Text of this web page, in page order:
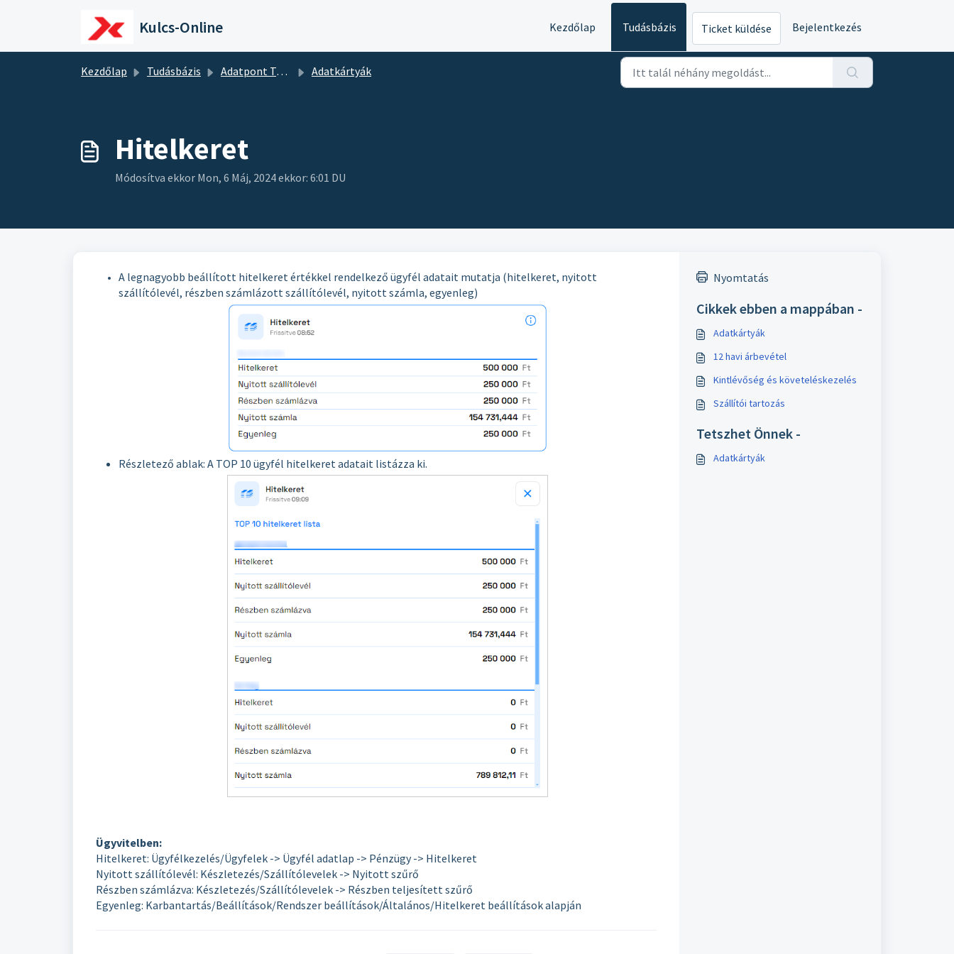
Kulcs-Online Kezdőlap Tudásbázis Ticket küldése Bejelentkezés
Kezdőlap Tudásbázis Adatpont Tudásbázis Adatkártyák
Hitelkeret
Módosítva ekkor Mon, 6 Máj, 2024 ekkor: 6:01 DU
A legnagyobb beállított hitelkeret értékkel rendelkező ügyfél adatait mutatja (hitelkeret, nyitott
szállítólevél, részben számlázott szállítólevél, nyitott számla, egyenleg)
Részletező ablak: A TOP 10 ügyfél hitelkeret adatait listázza ki.
Ügyvitelben:
Hitelkeret: Ügyfélkezelés/Ügyfelek -> Ügyfél adatlap -> Pénzügy -> Hitelkeret
Nyitott szállítólevél: Készletezés/Szállítólevelek -> Nyitott szűrő
Részben számlázva: Készletezés/Szállítólevelek -> Részben teljesített szűrő
Egyenleg: Karbantartás/Beállítások/Rendszer beállítások/Általános/Hitelkeret beállítások alapján
Nyomtatás
Cikkek ebben a mappában -
Adatkártyák
12 havi árbevétel
Kintlévőség és követeléskezelés
Szállítói tartozás
Tetszhet Önnek -
Adatkártyák